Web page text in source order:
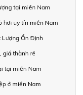
tại miền Nam
hơi uy tín miền Nam
Lượng Ổn Định
giá thành rẻ
tại miền Nam
ở miền Nam